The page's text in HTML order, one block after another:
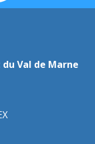
du Val de Marne